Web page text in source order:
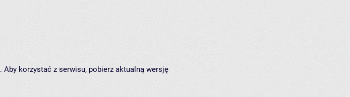
Aby korzystać z serwisu, pobierz aktualną wersję